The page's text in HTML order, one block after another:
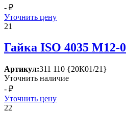
- ₽
Уточнить цену
21
Гайка ISО 4035 М12-
Артикул:311 110 {20К01/21}
Уточнить наличие
- ₽
Уточнить цену
22